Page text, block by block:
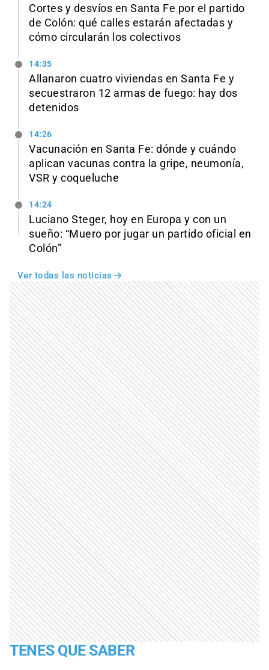
Cortes y desvíos en Santa Fe por el partido
de Colón: qué calles estarán afectadas y
cómo circularán los colectivos
14:35
Allanaron cuatro viviendas en Santa Fe y
secuestraron 12 armas de fuego: hay dos
detenidos
14:26
Vacunación en Santa Fe: dónde y cuándo
aplican vacunas contra la gripe, neumonía,
VSR y coqueluche
14:24
Luciano Steger, hoy en Europa y con un
sueño: “Muero por jugar un partido oficial en
Colón”
Ver todas las noticias
TENES QUE SABER